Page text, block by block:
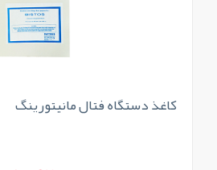
کاغذ دستگاه فتال مانیتورینگ